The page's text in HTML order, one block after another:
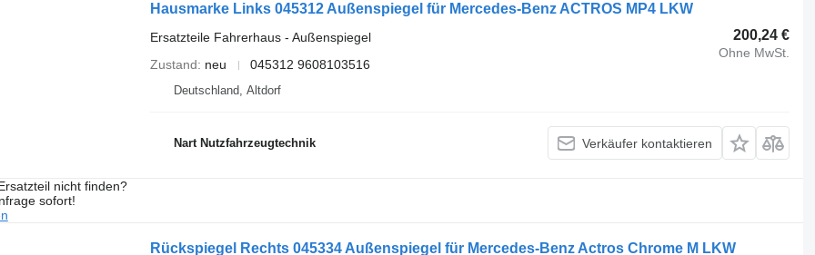
Hausmarke Links 045312 Außenspiegel für Mercedes-Benz ACTROS MP4 LKW
200,24 €
Ohne MwSt.
Ersatzteile Fahrerhaus - Außenspiegel
Zustand
neu 045312 9608103516
Deutschland, Altdorf
Nart Nutzfahrzeugtechnik Verkäufer kontaktieren
nicht finden?
sofort!
Rückspiegel Rechts 045334 Außenspiegel für Mercedes-Benz Actros Chrome M LKW